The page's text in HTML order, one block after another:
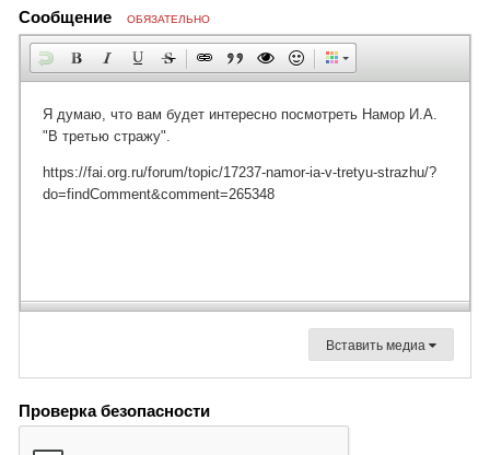
Сообщение ОБЯЗАТЕЛЬНО
Вставить медиа
Проверка безопасности